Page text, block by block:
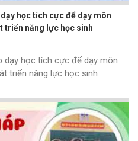
học tích cực để dạy môn
triển năng lực học sinh
dạy học tích cực để dạy môn
triển năng lực học sinh